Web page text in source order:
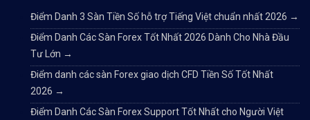
Điểm Danh 3 Sàn Tiền Số hỗ trợ Tiếng Việt chuẩn nhất 2026 →
Điểm Danh Các Sàn Forex Tốt Nhất 2026 Dành Cho Nhà Đầu
Tư Lớn →
Điểm danh các sàn Forex giao dịch CFD Tiền Số Tốt Nhất
2026 →
Điểm Danh Các Sàn Forex Support Tốt Nhất cho Người Việt